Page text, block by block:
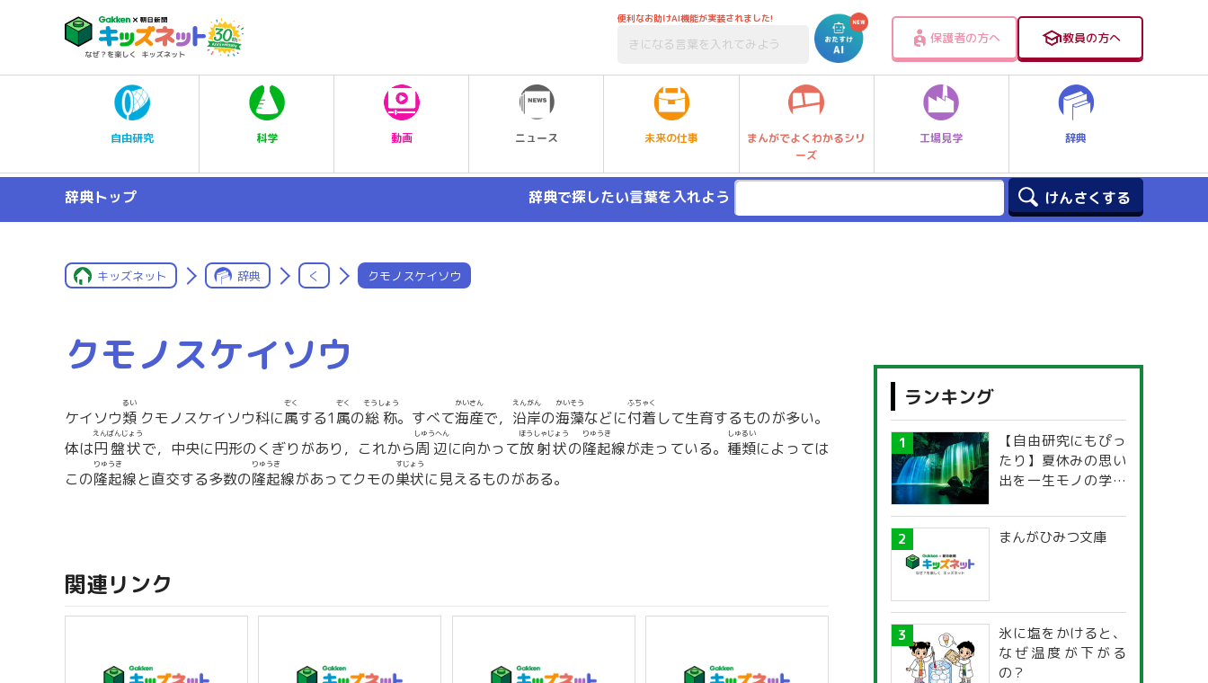
便利なお助けAI機能が実装されました!
保護者の方へ 教員の方へ
自由研究 科学 動画 ニュース 未来の仕事
まんがでよくわかるシリ
ーズ
工場見学 辞典
辞典トップ 辞典で探したい言葉を入れよう
キッズネット 辞典 く クモノスケイソウ
クモノスケイソウ
ケイソウ類
るい
クモノスケイソウ科に属
ぞく
する1属
ぞく
の総称
そうしょう
。すべて海産
かいさん
で， 沿岸
えんがん
の海藻
かいそう
などに付着
ふちゃく
して生育するものが多い。
体は円盤状
えんばんじょう
で，中央に円形のくぎりがあり，これから周辺
しゅうへん
に向かって放射状
ほうしゃじょう
の隆起
りゅうき
線が走っている。 種類
しゅるい
によっては
この隆起
りゅうき
線と直交する多数の隆起
りゅうき
線があってクモの巣状
すじょう
に見えるものがある。
関連リンク
ランキング
【自由研究にもぴっ
たり】夏休みの思い
出を一生モノの学び
探究ガイド
まんがひみつ文庫
氷に塩をかけると、
なぜ温度が下がる
の？